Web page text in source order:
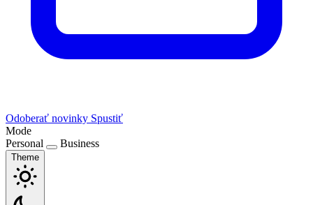
Odoberať novinky Spustiť
Mode
Personal
Business
Theme